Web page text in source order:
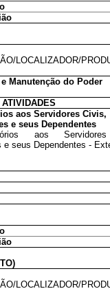
LOCALIZADOR/
Manutenção do Poder
ATIVIDADES
aos Servidores Civis,
e seus Dependentes
aos
e seus Dependentes -
LOCALIZADOR/